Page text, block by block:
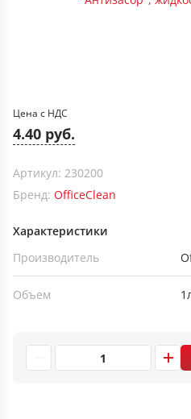
Цена с НДС
4.40 руб.
Артикул: 230200
Бренд: OfficeClean
Характеристики
Производитель
Объем